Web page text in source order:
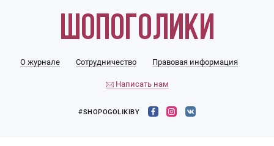
О журнале Сотрудничество Правовая информация
Написать нам
#SHOPOGOLIKIBY